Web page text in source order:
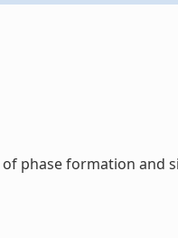
phase formation and